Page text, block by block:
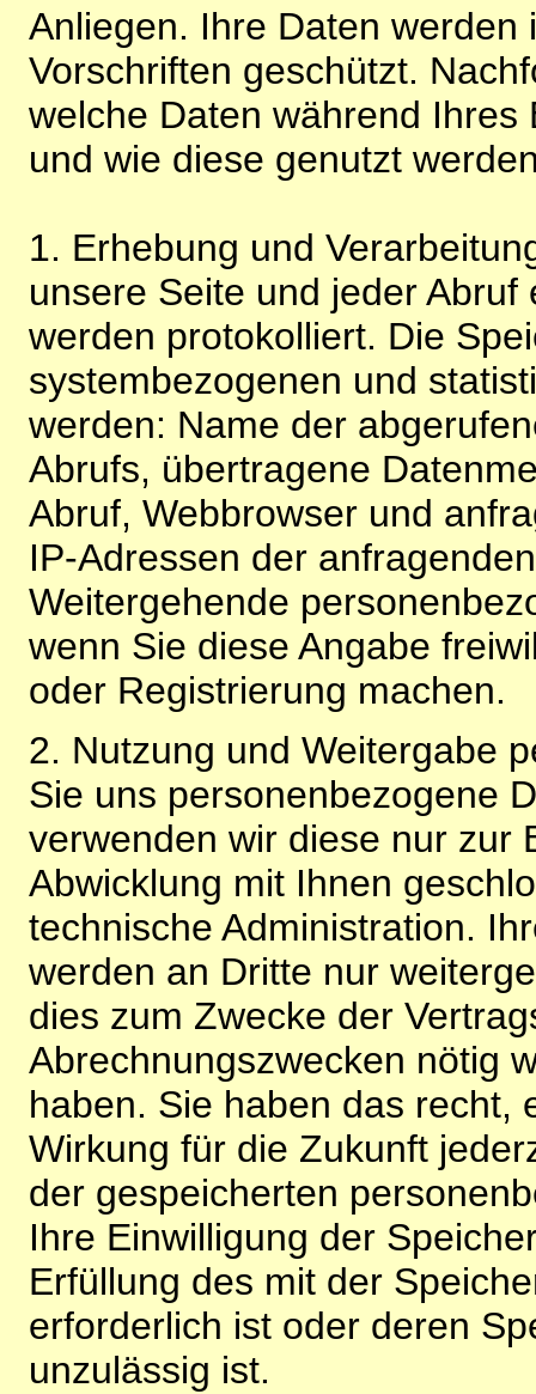
Anliegen. Ihre Daten
Vorschriften geschützt.
welche Daten während
und wie diese genutzt
1. Erhebung und
unsere Seite und jeder
werden protokolliert. Die
systembezogenen und
werden: Name der
Abrufs, übertragene
Abruf, Webbrowser und
IP-Adressen der
Weitergehende
wenn Sie diese Angabe
oder Registrierung machen.
2. Nutzung und Weitergabe
Sie uns personenbezogene
verwenden wir diese nur zur
Abwicklung mit Ihnen
technische Administration.
werden an Dritte nur
dies zum Zwecke der
Abrechnungszwecken nötig
haben. Sie haben das recht,
Wirkung für die Zukunft
der gespeicherten
Ihre Einwilligung der
Erfüllung des mit der
erforderlich ist oder deren
unzulässig ist.